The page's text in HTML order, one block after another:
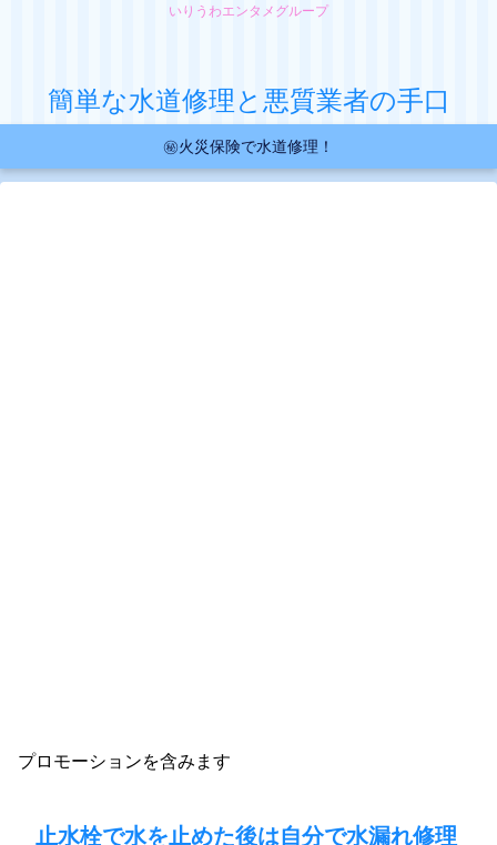
いりうわエンタメグループ
簡単な水道修理と悪質業者の手口
㊙火災保険で水道修理！
プロモーションを含みます
止水栓で水を止めた後は自分で水漏れ修理